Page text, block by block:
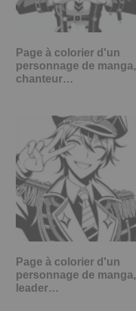
Page à colorier d'un
personnage de manga,
chanteur…
Page à colorier d'un
personnage de manga,
leader…